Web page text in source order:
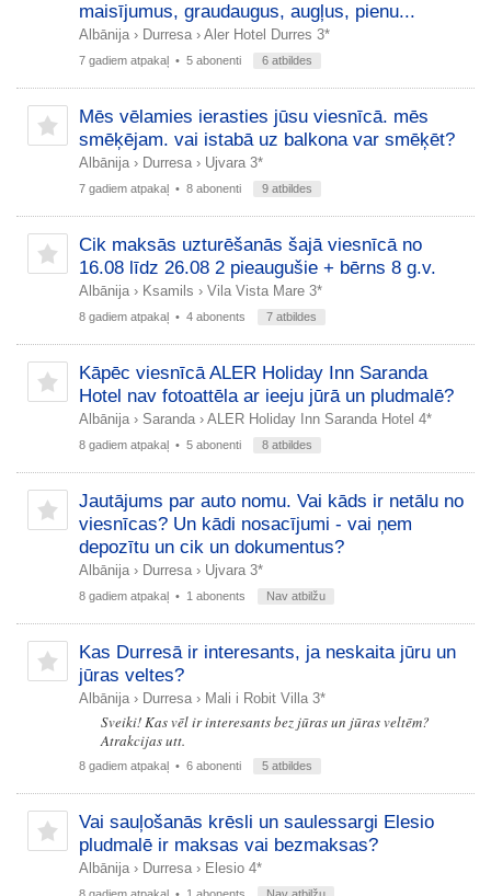
maisījumus, graudaugus, augļus, pienu...
Albānija › Durresa › Aler Hotel Durres 3*
7 gadiem atpakaļ • 5 abonenti 6 atbildes
Mēs vēlamies ierasties jūsu viesnīcā. mēs
smēķējam. vai istabā uz balkona var smēķēt?
Albānija › Durresa › Ujvara 3*
7 gadiem atpakaļ • 8 abonenti 9 atbildes
Cik maksās uzturēšanās šajā viesnīcā no
16.08 līdz 26.08 2 pieaugušie + bērns 8 g.v.
Albānija › Ksamils › Vila Vista Mare 3*
8 gadiem atpakaļ • 4 abonents 7 atbildes
Kāpēc viesnīcā ALER Holiday Inn Saranda
Hotel nav fotoattēla ar ieeju jūrā un pludmalē?
Albānija › Saranda › ALER Holiday Inn Saranda Hotel 4*
8 gadiem atpakaļ • 5 abonenti 8 atbildes
Jautājums par auto nomu. Vai kāds ir netālu no
viesnīcas? Un kādi nosacījumi - vai ņem
depozītu un cik un dokumentus?
Albānija › Durresa › Ujvara 3*
8 gadiem atpakaļ • 1 abonents Nav atbilžu
Kas Durresā ir interesants, ja neskaita jūru un
jūras veltes?
Albānija › Durresa › Mali i Robit Villa 3*
Sveiki! Kas vēl ir interesants bez jūras un jūras veltēm?
Atrakcijas utt.
8 gadiem atpakaļ • 6 abonenti 5 atbildes
Vai sauļošanās krēsli un saulessargi Elesio
pludmalē ir maksas vai bezmaksas?
Albānija › Durresa › Elesio 4*